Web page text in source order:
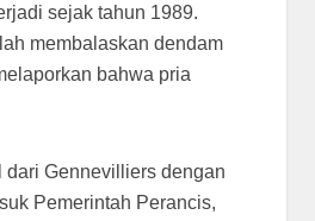
sejak tahun 1989.
membalaskan dendam
bahwa pria
Gennevilliers dengan
Pemerintah Perancis,